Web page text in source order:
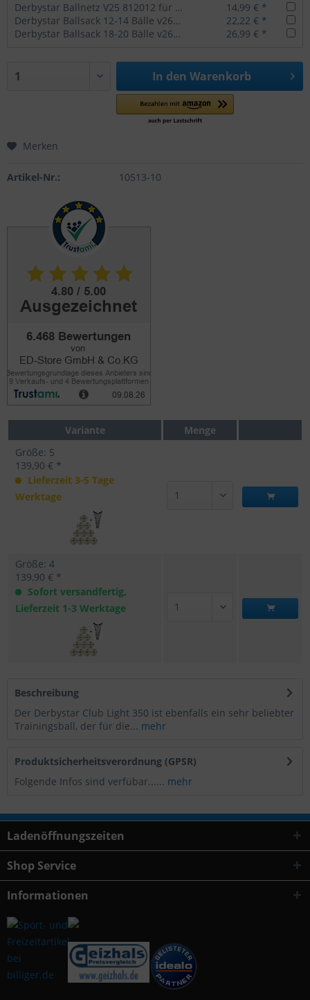
Derbystar Ballnetz V25 812012 für 10 Bälle
14,99 € *
Derbystar Ballsack 12-14 Bälle v26 schwarz
22,22 € *
Derbystar Ballsack 18-20 Bälle v26 schwarz
26,99 € *
In den Warenkorb
Merken
Artikel-Nr.: 10513-10
Variante
Menge
Größe: 5
139,90 € *
Lieferzeit 3-5 Tage
Werktage
Größe: 4
139,90 € *
Sofort versandfertig,
Lieferzeit 1-3 Werktage
Beschreibung
Der Derbystar Club Light 350 ist ebenfalls ein sehr beliebter
Trainingsball, der für die... mehr
Produktsicherheitsverordnung (GPSR)
Folgende Infos sind verfübar...... mehr
Ladenöffnungszeiten
Shop Service
Informationen